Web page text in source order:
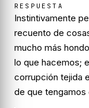
RESPUESTA
Instintivamente
recuento de
mucho más
lo que hacemos;
corrupción tejida
de que